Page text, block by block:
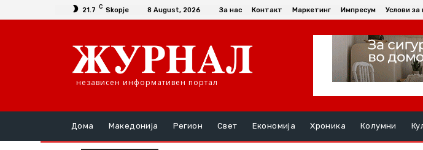
21.7 C Skopje 8 August, 2026 За нас Контакт Маркетинг Импресум Услови
независен информативен портал
Дома Македонија Регион Свет Економија Хроника Колумни